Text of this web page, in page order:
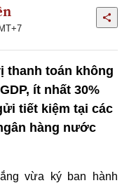
thanh toán không
ít nhất 30%
tiết kiệm tại các
hàng nước
vừa ký ban hành